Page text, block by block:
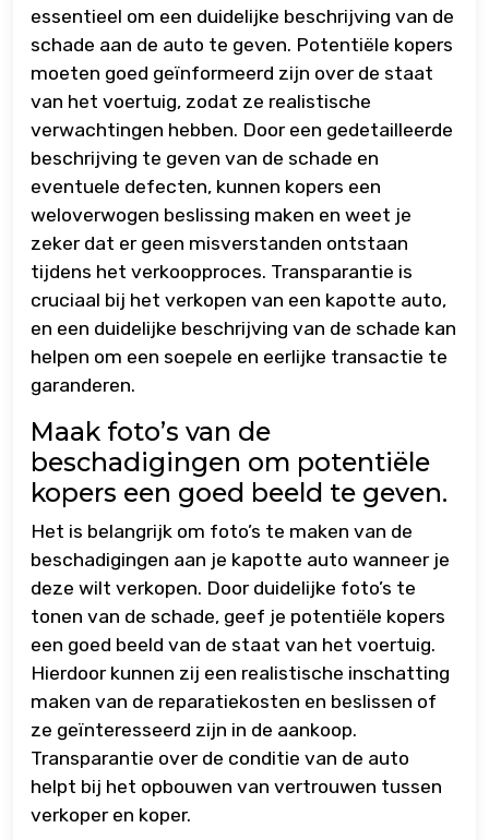
essentieel om een duidelijke beschrijving van de
schade aan de auto te geven. Potentiële kopers
moeten goed geïnformeerd zijn over de staat
van het voertuig, zodat ze realistische
verwachtingen hebben. Door een gedetailleerde
beschrijving te geven van de schade en
eventuele defecten, kunnen kopers een
weloverwogen beslissing maken en weet je
zeker dat er geen misverstanden ontstaan
tijdens het verkoopproces. Transparantie is
cruciaal bij het verkopen van een kapotte auto,
en een duidelijke beschrijving van de schade kan
helpen om een soepele en eerlijke transactie te
garanderen.
Maak foto’s van de
beschadigingen om potentiële
kopers een goed beeld te geven.
Het is belangrijk om foto’s te maken van de
beschadigingen aan je kapotte auto wanneer je
deze wilt verkopen. Door duidelijke foto’s te
tonen van de schade, geef je potentiële kopers
een goed beeld van de staat van het voertuig.
Hierdoor kunnen zij een realistische inschatting
maken van de reparatiekosten en beslissen of
ze geïnteresseerd zijn in de aankoop.
Transparantie over de conditie van de auto
helpt bij het opbouwen van vertrouwen tussen
verkoper en koper.